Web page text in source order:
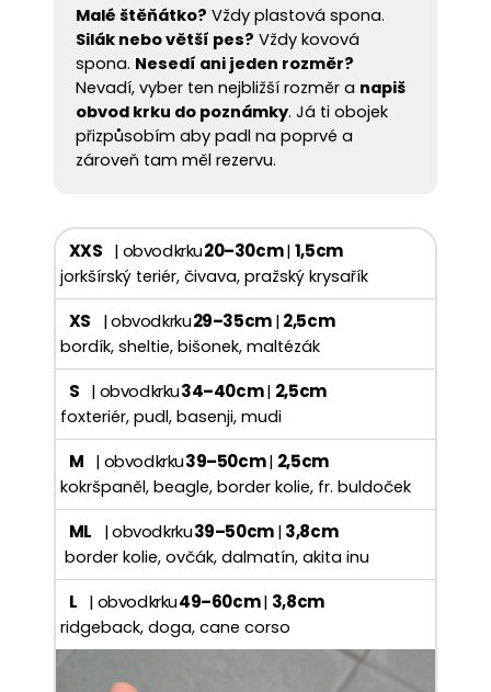
Malé štěňátko? Vždy plastová spona.
Silák nebo větší pes? Vždy kovová
spona. Nesedí ani jeden rozměr?
Nevadí, vyber ten nejbližší rozměr a napiš
obvod krku do poznámky. Já ti obojek
přizpůsobím aby padl na poprvé a
zároveň tam měl rezervu.
XXS | obvod krku20–30 cm|1,5 cm
jorkšírský teriér, čivava, pražský krysařík
XS | obvod krku29–35 cm|2,5 cm
bordík, sheltie, bišonek, maltézák
S | obvod krku34–40 cm| 2,5 cm
foxteriér, pudl, basenji, mudi
M | obvod krku39–50 cm| 2,5 cm
kokršpaněl, beagle, border kolie, fr. buldoček
ML | obvod krku39–50 cm|3,8 cm
border kolie, ovčák, dalmatín, akita inu
L | obvod krku49–60 cm| 3,8 cm
ridgeback, doga, cane corso